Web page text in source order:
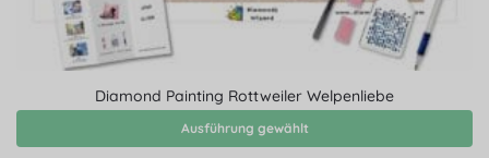
Diamond Painting Rottweiler Welpenliebe
Ausführung gewählt